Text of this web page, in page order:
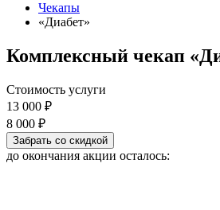
Чекапы
«Диабет»
Комплексный чекап
Стоимость услуги
13 000 ₽
8 000 ₽
Забрать со скидкой
до окончания акции осталось: